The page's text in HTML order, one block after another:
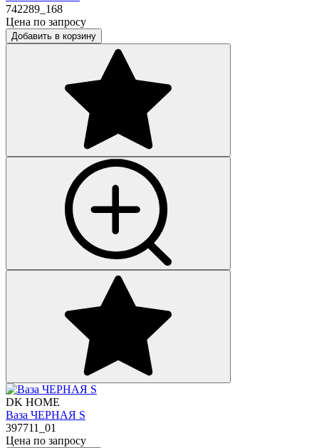
742289_168
Цена по запросу
Добавить в корзину
DK HOME
Ваза ЧЕРНАЯ S
397711_01
Цена по запросу